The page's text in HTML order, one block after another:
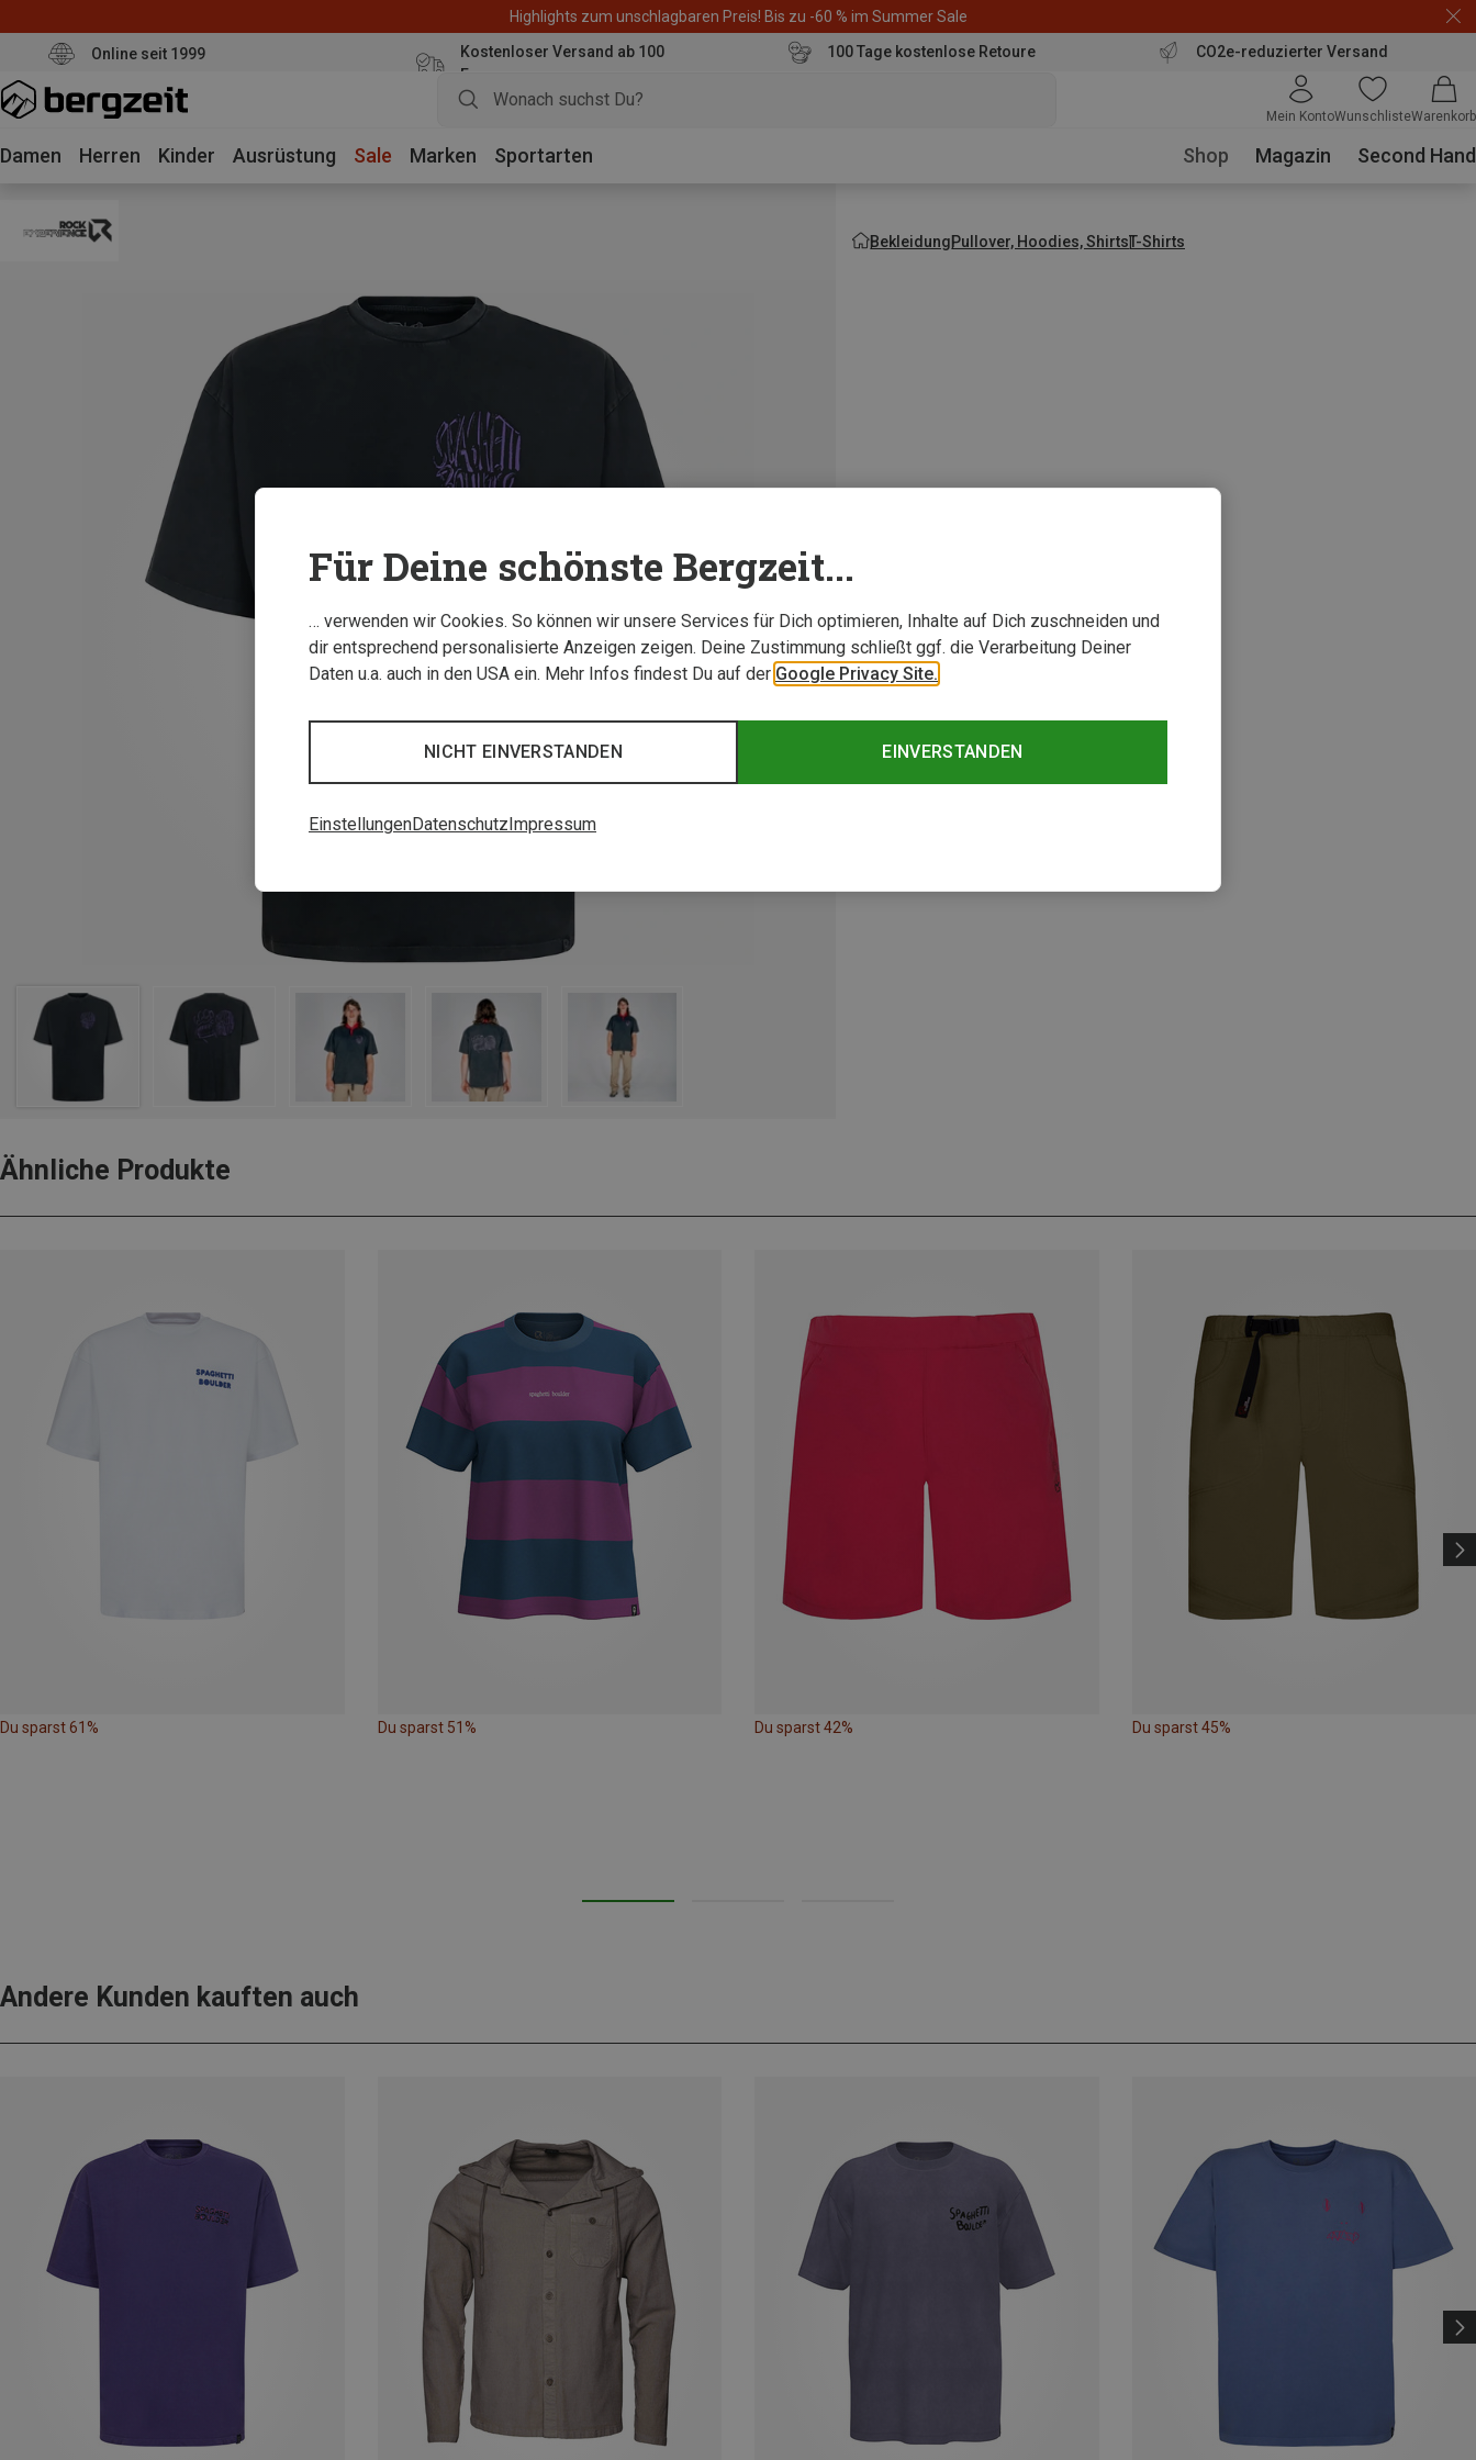
Highlights zum unschlagbaren Preis! Bis zu -60 % im Summer Sale
Online seit 1999
Kostenloser Versand ab 100
Euro
100 Tage kostenlose Retoure CO2e-reduzierter Versand
Mein KontoWunschlisteWarenkorb
Damen Herren Kinder Ausrüstung Sale Marken Sportarten Shop Magazin Second Hand
BekleidungPullover, Hoodies, ShirtsT-Shirts
Ähnliche Produkte
Du sparst 61% Du sparst 51% Du sparst 42% Du sparst 45%
Andere Kunden kauften auch
Für Deine schönste Bergzeit...
… verwenden wir Cookies. So können wir unsere Services für Dich optimieren, Inhalte auf Dich zuschneiden und
dir entsprechend personalisierte Anzeigen zeigen. Deine Zustimmung schließt ggf. die Verarbeitung Deiner
Daten u.a. auch in den USA ein. Mehr Infos findest Du auf der Google Privacy Site.
EINVERSTANDEN
NICHT EINVERSTANDEN
EinstellungenDatenschutzImpressum